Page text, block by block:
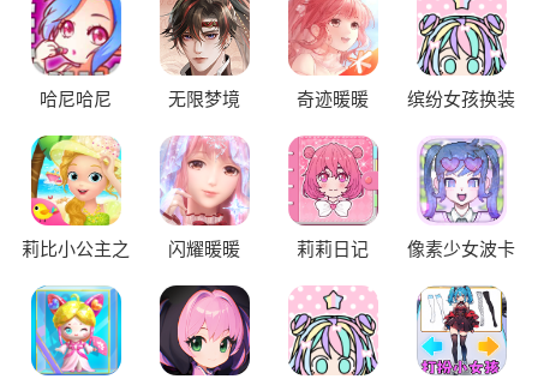
乐趣。这类游戏不仅能够提供给玩家大量风格迥异的服装选
择，还能让玩家根据角色的需求去完成各种搭配挑战，从而培
养自己的审美和创造力。无论玩家是想要日常休闲娱乐，还是
完成关卡任务，都能在这种轻松愉快的氛围中尽情地发挥自己
哈尼哈尼 无限梦境 奇迹暖暖 缤纷女孩换装
莉比小公主之
闪耀暖暖 莉莉日记 像素少女波卡